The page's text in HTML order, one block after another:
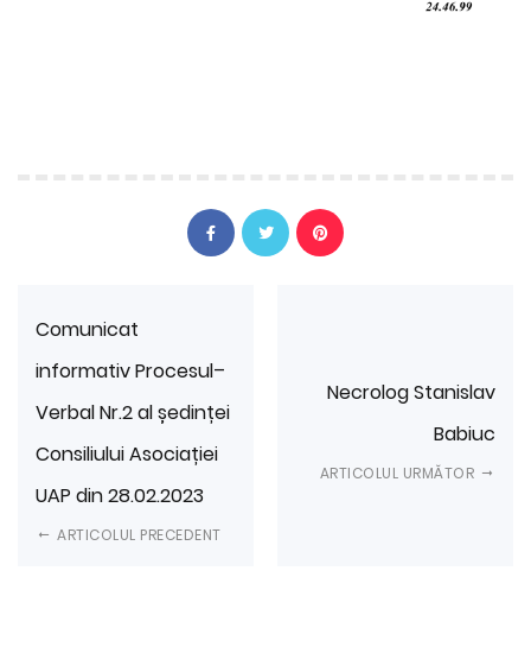
Comunicat
informativ Procesul–
Verbal Nr.2 al ședinței
Consiliului Asociației
UAP din 28.02.2023
ARTICOLUL PRECEDENT
Necrolog Stanislav
Babiuc
ARTICOLUL URMĂTOR